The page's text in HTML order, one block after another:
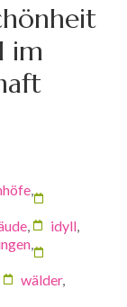
im
,
, idyll,
,
wälder,